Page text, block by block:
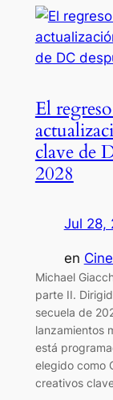
El
clave de
2028
Jul 28,
en
Michael
parte II.
secuela de
lanzamientos
está
elegido como
creativos